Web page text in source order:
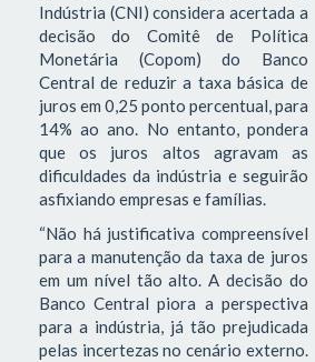
Indústria (CNI) considera acertada a
decisão do Comitê de Política
Monetária (Copom) do Banco
Central de reduzir a taxa básica de
juros em 0,25 ponto percentual, para
14% ao ano. No entanto, pondera
que os juros altos agravam as
dificuldades da indústria e seguirão
asfixiando empresas e famílias.
“Não há justificativa compreensível
para a manutenção da taxa de juros
em um nível tão alto. A decisão do
Banco Central piora a perspectiva
para a indústria, já tão prejudicada
pelas incertezas no cenário externo.